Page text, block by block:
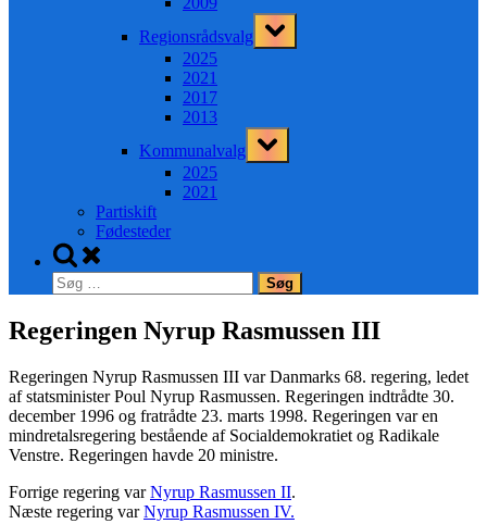
Regionsrådsvalg
Toggle
sub-
2025
2021
2017
2013
Kommunalvalg
Toggle
sub-
2025
2021
Partiskift
Fødesteder
Toggle
search
form
Søg
efter:
Regeringen Nyrup Rasmussen III
Regeringen Nyrup Rasmussen III var Danmarks 68. regering, ledet
af statsminister Poul Nyrup Rasmussen. Regeringen indtrådte 30.
december 1996 og fratrådte 23. marts 1998. Regeringen var en
mindretalsregering bestående af Socialdemokratiet og Radikale
Venstre. Regeringen havde 20 ministre.
Forrige regering varNyrup Rasmussen II.
Næste regering varNyrup Rasmussen IV.